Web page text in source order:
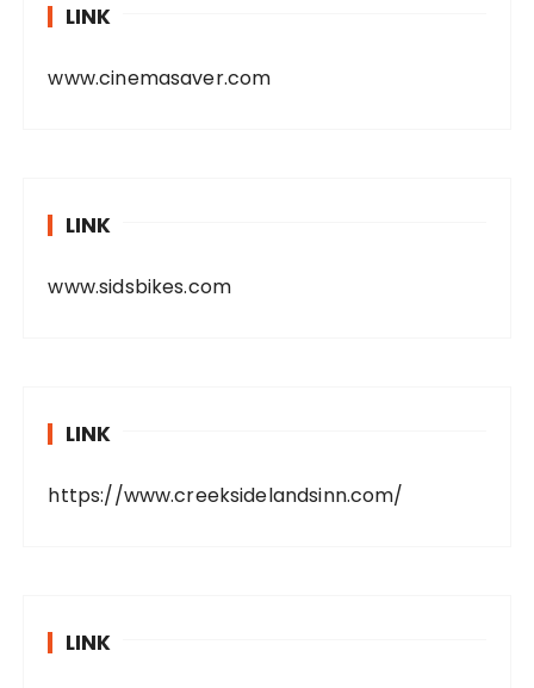
LINK
www.cinemasaver.com
LINK
www.sidsbikes.com
LINK
https://www.creeksidelandsinn.com/
LINK